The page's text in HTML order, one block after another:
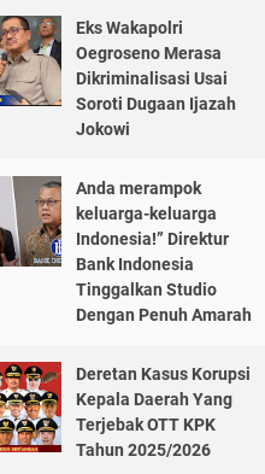
Eks Wakapolri
Oegroseno Merasa
Dikriminalisasi Usai
Soroti Dugaan Ijazah
Jokowi
Anda merampok
keluarga-keluarga
Indonesia!” Direktur
Bank Indonesia
Tinggalkan Studio
Dengan Penuh Amarah
Deretan Kasus Korupsi
Kepala Daerah Yang
Terjebak OTT KPK
Tahun 2025/2026